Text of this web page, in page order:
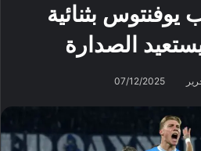
يوفنتوس بثنائية
الصدارة
07/12/2025